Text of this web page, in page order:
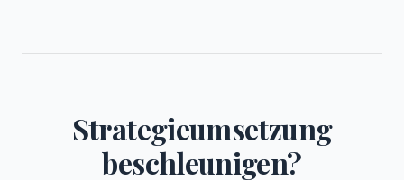
Strategieumsetzung
beschleunigen?